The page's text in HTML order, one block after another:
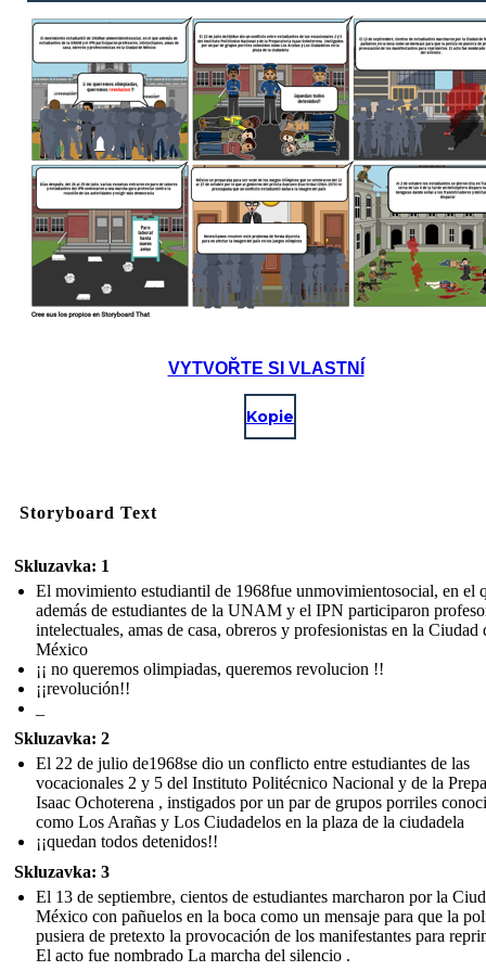
VYTVOŘTE SI VLASTNÍ
Kopie
Storyboard Text
Skluzavka: 1
El movimiento estudiantil de 1968fue unmovimientosocial, en el
además de estudiantes de la UNAM y el IPN participaron
intelectuales, amas de casa, obreros y profesionistas en la Ciudad
México
¡¡ no queremos olimpiadas, queremos revolucion !!
¡¡revolución!!
Skluzavka: 2
El 22 de julio de1968se dio un conflicto entre estudiantes de las
vocacionales 2 y 5 del Instituto Politécnico Nacional y de la
Isaac Ochoterena , instigados por un par de grupos porriles
como Los Arañas y Los Ciudadelos en la plaza de la ciudadela
¡¡quedan todos detenidos!!
Skluzavka: 3
El 13 de septiembre, cientos de estudiantes marcharon por la
México con pañuelos en la boca como un mensaje para que la
pusiera de pretexto la provocación de los manifestantes para
El acto fue nombrado La marcha del silencio .